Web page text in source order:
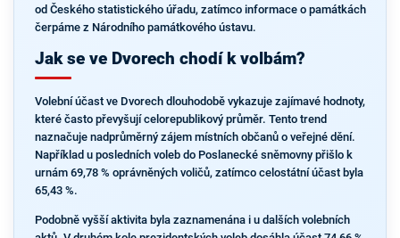
od Českého statistického úřadu, zatímco informace o památkách
čerpáme z Národního památkového ústavu.
Jak se ve Dvorech chodí k volbám?
Volební účast ve Dvorech dlouhodobě vykazuje zajímavé hodnoty,
které často převyšují celorepublikový průměr. Tento trend
naznačuje nadprůměrný zájem místních občanů o veřejné dění.
Například u posledních voleb do Poslanecké sněmovny přišlo k
urnám 69,78 % oprávněných voličů, zatímco celostátní účast byla
65,43 %.
Podobně vyšší aktivita byla zaznamenána i u dalších volebních